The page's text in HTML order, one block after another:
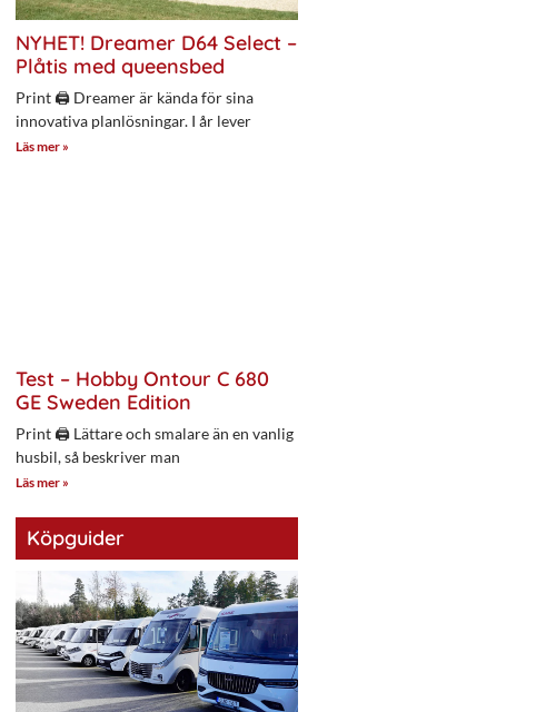
NYHET! Dreamer D64 Select –
Plåtis med queensbed
Print 🖨 Dreamer är kända för sina
innovativa planlösningar. I år lever
Läs mer »
Test – Hobby Ontour C 680
GE Sweden Edition
Print 🖨 Lättare och smalare än en vanlig
husbil, så beskriver man
Läs mer »
Köpguider